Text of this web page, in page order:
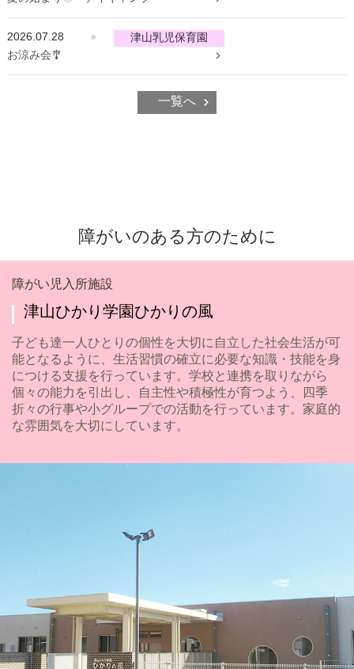
2026.07.28 ●
津山乳児保育園
お涼み会🎐
一覧へ
障がいのある方のために
障がい児入所施設
津山ひかり学園ひかりの風
子ども達一人ひとりの個性を大切に自立した社会生活が可
能となるように、生活習慣の確立に必要な知識・技能を身
につける支援を行っています。学校と連携を取りながら
個々の能力を引出し、自主性や積極性が育つよう、四季
折々の行事や小グループでの活動を行っています。家庭的
な雰囲気を大切にしています。